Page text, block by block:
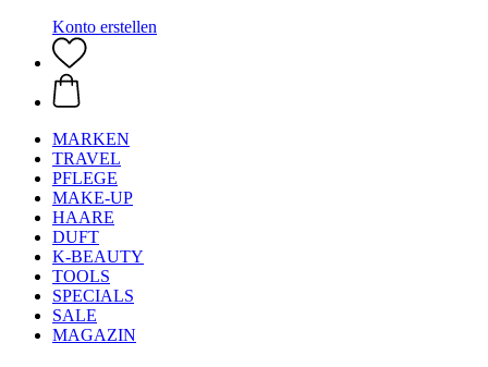
Konto erstellen
MARKEN
TRAVEL
PFLEGE
MAKE-UP
HAARE
DUFT
K-BEAUTY
TOOLS
SPECIALS
SALE
MAGAZIN